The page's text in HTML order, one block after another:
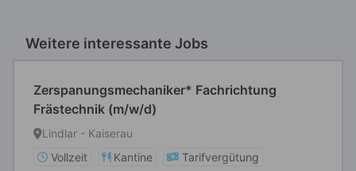
Weitere interessante Jobs
Zerspanungsmechaniker* Fachrichtung
Frästechnik (m/w/d)
Lindlar - Kaiserau
Vollzeit
Kantine
Tarifvergütung